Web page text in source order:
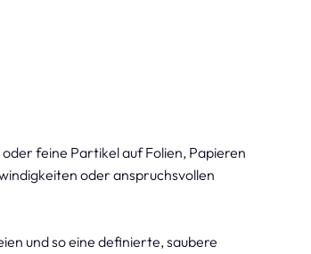
feine Partikel auf Folien, Papieren
oder anspruchsvollen
und so eine definierte, saubere